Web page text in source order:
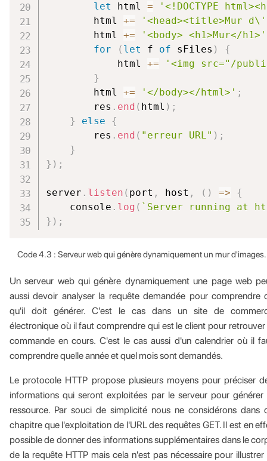
let html =
'<!DOCTYPE
        html
+=
'<head><title>Mur
        html
+= '<body> <h1>Mur</h1>'
for
( let f of sFiles )
{
            html
+=
'<img src="/
}
        html
+= '</body></html>' ;
        res
. end ( html ) ;
}
else
{
        res
. end ( "erreur URL" ) ;
}
} ) ;
server . listen ( port , host , ( ) =>
{
    console
. log ( ` Server running at
} ) ;
Code 4.3 : Serveur web qui génère dynamiquement un mur d'images.
Un serveur web qui génère dynamiquement une page web
aussi devoir analyser la requête demandée pour comprendre
qu'il doit générer. C'est le cas dans un site de
électronique où il faut comprendre qui est le client pour retrouver
commande en cours. C'est le cas aussi d'un calendrier où il
comprendre quelle année et quel mois sont demandés.
Le protocole HTTP propose plusieurs moyens pour préciser
informations qui seront exploitées par le serveur pour générer
ressource. Par souci de simplicité nous ne considérons dans
chapitre que l'exploitation de l'URL des requêtes GET. Il est en
possible de donner des informations supplémentaires dans le
de la requête HTTP mais cela n'est pas nécessaire pour illustrer